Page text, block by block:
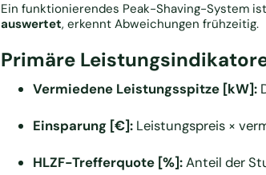
Ein funktionierendes Peak-Shaving-System
auswertet, erkennt Abweichungen frühzeitig.
Primäre
Vermiedene Leistungsspitze [kW]:
Einsparung [€]:Leistungspreis ×
HLZF-Trefferquote [%]:Anteil der